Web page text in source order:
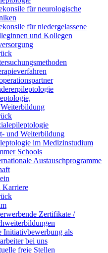
für neurologische
für niedergelassene
und Kollegen
und Weiterbildung
im Medizinstudium
Schools
Austauschprogramme
Karriere
Zertifikate /
Initiativbewerbung als
bei uns
freie Stellen